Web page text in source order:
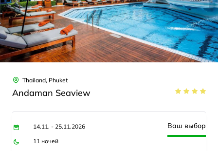
Thailand, Phuket
Andaman Seaview
14.11. - 25.11.2026
11 ночей
Ваш выбор